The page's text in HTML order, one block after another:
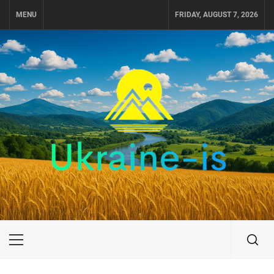
MENU FRIDAY, AUGUST 7, 2026
UKRAINE-IS
ПУТЕШЕСТВИЕ ПО УКРАИНЕ
Primary